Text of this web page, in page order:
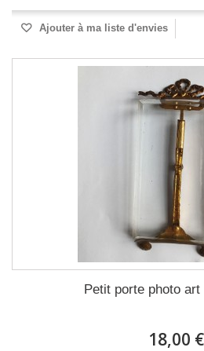
Ajouter à ma liste d'envies
Petit porte photo art
18,00 €